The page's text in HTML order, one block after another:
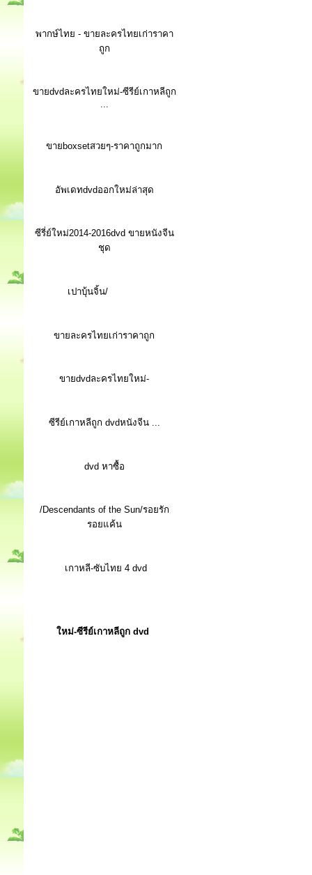
พากษ์ไทย - ขายละครไทยเก่าราคา
ถูก
ขายdvdละครไทยใหม่-ซีรีย์เกาหลีถูก
...
ขายboxsetสวยๆ-ราคาถูกมาก
อัพเดทdvdออกใหม่ล่าสุด
ซีรี่ย์ใหม่2014-2016dvd ขายหนังจีน
ชุด
เปาบุ้นจิ้น/
ขายละครไทยเก่าราคาถูก
ขายdvdละครไทยใหม่-
ซีรีย์เกาหลีถูก dvdหนังจีน ...
dvd หาซื้อ
/Descendants of the Sun/รอยรัก
รอยแค้น
เกาหลี-ซับไทย 4 dvd
ใหม่-ซีรีย์เกาหลีถูก dvd